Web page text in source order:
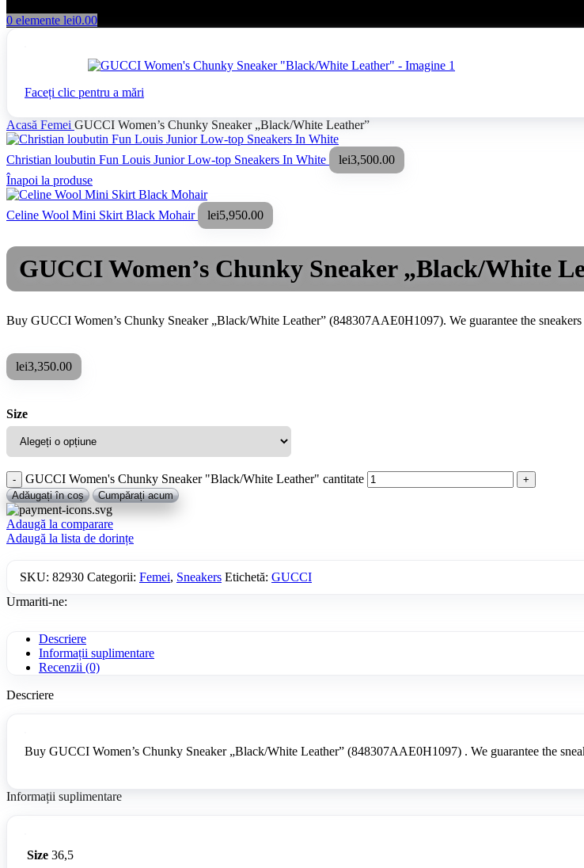
0 elemente lei0.00
Faceți clic pentru a mări
Acasă Femei GUCCI Women’s Chunky Sneaker „Black/White Leather”
Christian loubutin Fun Louis Junior Low-top Sneakers In White lei3,500.00
Înapoi la produse
Celine Wool Mini Skirt Black Mohair lei5,950.00
GUCCI Women’s Chunky Sneaker „Black/White
Buy GUCCI Women’s Chunky Sneaker „Black/White Leather” (848307AAE0H1097). We guarantee the sneakers
lei3,350.00
Size
GUCCI Women's Chunky Sneaker "Black/White Leather" cantitate
Adăugați în coș Cumpărați acum
Adaugă la comparare
Adaugă la lista de dorințe
SKU: 82930 Categorii: Femei, Sneakers Etichetă: GUCCI
Urmariti-ne:
Descriere
Informații suplimentare
Recenzii (0)
Descriere
Buy GUCCI Women’s Chunky Sneaker „Black/White Leather” (848307AAE0H1097) . We guarantee the
Informații suplimentare
Size 36,5